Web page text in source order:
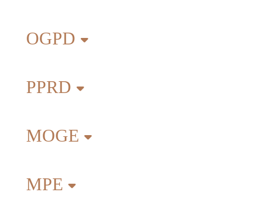
OGPD
PPRD
MOGE
MPE